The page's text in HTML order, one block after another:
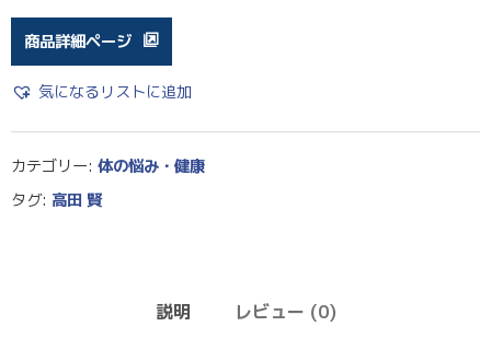
商品詳細ページ
気になるリストに追加
カテゴリー: 体の悩み・健康
タグ: 高田 賢
説明 レビュー (0)